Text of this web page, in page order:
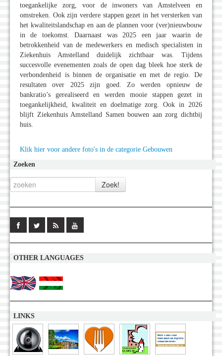
toegankelijke zorg, voor de inwoners van Amstelveen en
omstreken. Ook zijn verdere stappen gezet in het versterken van
het kwaliteitslandschap en aan de plannen voor (ver)nieuwbouw
in de toekomst. Daarnaast was 2025 een jaar waarin de
betrokkenheid van de medewerkers en medisch specialisten in
Ziekenhuis Amstelland duidelijk zichtbaar was. Tijdens
succesvolle evenementen zoals de open dag bleek hoe sterk de
verbondenheid is binnen de organisatie en met de regio. De
resultaten over 2025 zijn goed. Zo werden opnieuw de
bankratio’s gerealiseerd en werden mooie stappen gezet in
toegankelijkheid, kwaliteit en doelmatige zorg. Ook in 2026
blijft Ziekenhuis Amstelland Samen bouwen aan zorg dichtbij
huis.
Klik hier voor andere foto's in de categorie Gebouwen
Zoeken
OTHER LANGUAGES
LINKS